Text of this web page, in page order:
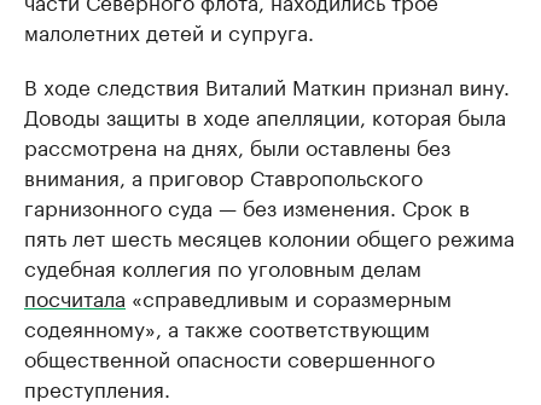
малолетних детей и супруга.
В ходе следствия Виталий Маткин признал вину.
Доводы защиты в ходе апелляции, которая была
рассмотрена на днях, были оставлены без
внимания, а приговор Ставропольского
гарнизонного суда — без изменения. Срок в
пять лет шесть месяцев колонии общего режима
судебная коллегия по уголовным делам
посчитала «справедливым и соразмерным
содеянному», а также соответствующим
общественной опасности совершенного
преступления.